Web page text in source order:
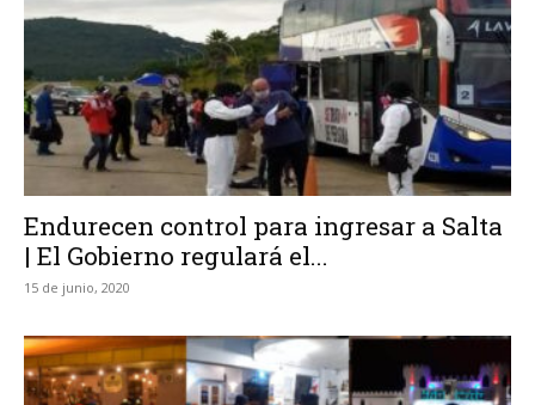
Endurecen control para ingresar a Salta
| El Gobierno regulará el...
15 de junio, 2020